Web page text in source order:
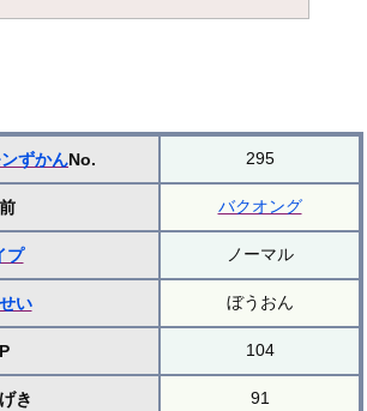
ずかんNo. 295
バクオング
プ ノーマル
い ぼうおん
104
き 91